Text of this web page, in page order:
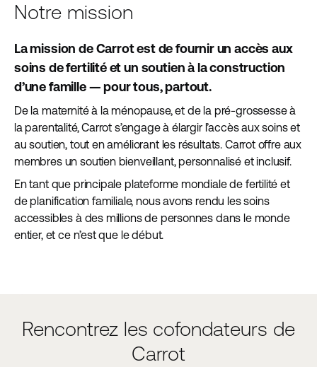
Notre mission
La mission de Carrot est de fournir un accès aux
soins de fertilité et un soutien à la construction
d’une famille — pour tous, partout.
De la maternité à la ménopause, et de la pré-grossesse à
la parentalité, Carrot s’engage à élargir l’accès aux soins et
au soutien, tout en améliorant les résultats. Carrot offre aux
membres un soutien bienveillant, personnalisé et inclusif.
En tant que principale plateforme mondiale de fertilité et
de planification familiale, nous avons rendu les soins
accessibles à des millions de personnes dans le monde
entier, et ce n’est que le début.
Rencontrez les cofondateurs de
Carrot